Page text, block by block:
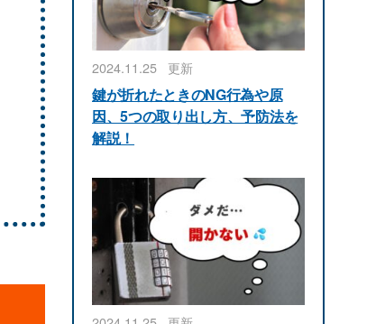
2024.11.25 更新
鍵が折れたときのNG行為や原
因、5つの取り出し方、予防法を
解説！